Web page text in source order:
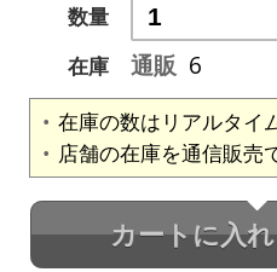
数量
在庫
通販 6
在庫の数はリアルタイ
店舗の在庫を通信販売
カートに入